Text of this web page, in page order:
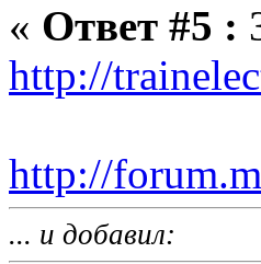
« Ответ #5 :
http://
http://
... и добавил: